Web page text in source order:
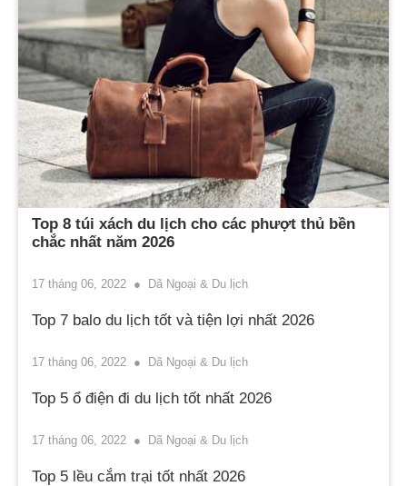
Top 8 túi xách du lịch cho các phượt thủ bền
chắc nhất năm 2026
17 tháng 06, 2022 Dã Ngoại & Du lịch
Top 7 balo du lịch tốt và tiện lợi nhất 2026
17 tháng 06, 2022 Dã Ngoại & Du lịch
Top 5 ổ điện đi du lịch tốt nhất 2026
17 tháng 06, 2022 Dã Ngoại & Du lịch
Top 5 lều cắm trại tốt nhất 2026